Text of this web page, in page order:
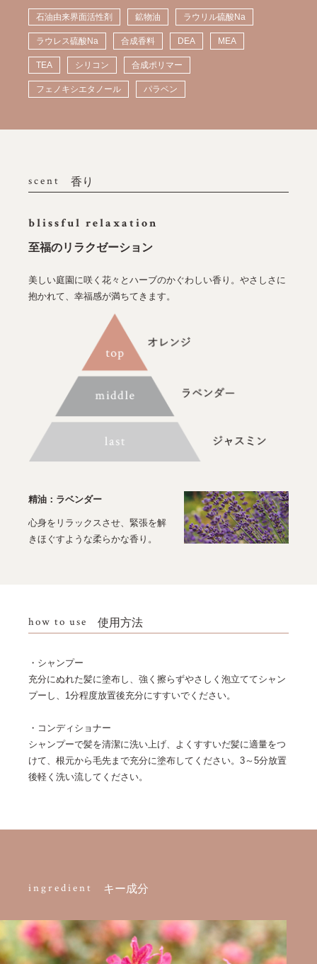
石油由来界面活性剤 鉱物油 ラウリル硫酸Na
ラウレス硫酸Na 合成香料 DEA MEA
TEA シリコン 合成ポリマー
フェノキシエタノール パラベン
scent 香り
blissful relaxation
至福のリラクゼーション
美しい庭園に咲く花々とハーブのかぐわしい香り。やさしさに
抱かれて、幸福感が満ちてきます。
精油：ラベンダー
心身をリラックスさせ、緊張を解
きほぐすような柔らかな香り。
how to use 使用方法
・シャンプー
充分にぬれた髪に塗布し、強く擦らずやさしく泡立ててシャン
プーし、1分程度放置後充分にすすいでください。
・コンディショナー
シャンプーで髪を清潔に洗い上げ、よくすすいだ髪に適量をつ
けて、根元から毛先まで充分に塗布してください。3～5分放置
後軽く洗い流してください。
ingredient キー成分